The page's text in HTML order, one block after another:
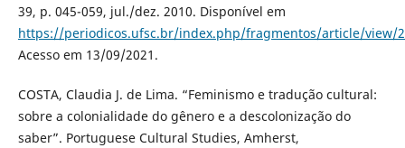
39, p. 045-059, jul./dez. 2010. Disponível em
https://periodicos.ufsc.br/index.php/fragmentos/article/view/
Acesso em 13/09/2021.
COSTA, Claudia J. de Lima. “Feminismo e tradução cultural:
sobre a colonialidade do gênero e a descolonização do
saber”. Portuguese Cultural Studies, Amherst,